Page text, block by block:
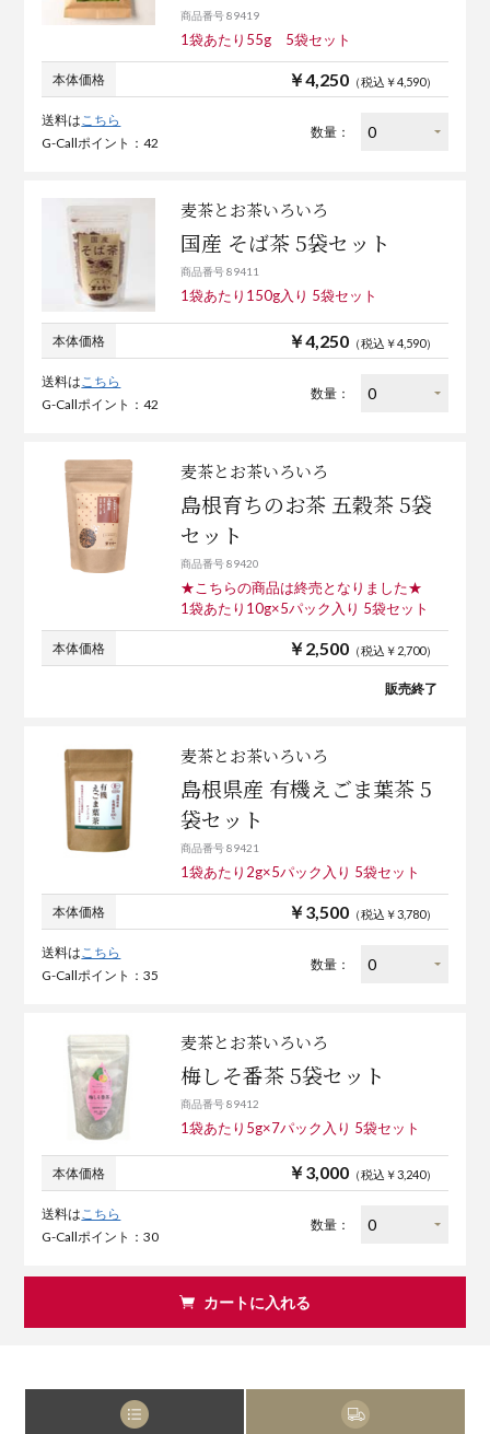
商品番号 89419
1袋あたり55g 5袋セット
本体価格 ￥4,250（税込￥4,590）
送料はこちら
G-Callポイント：42
数量：
麦茶とお茶いろいろ
国産 そば茶 5袋セット
商品番号 89411
1袋あたり150g入り 5袋セット
本体価格 ￥4,250（税込￥4,590）
送料はこちら
G-Callポイント：42
数量：
麦茶とお茶いろいろ
島根育ちのお茶 五穀茶 5袋
セット
商品番号 89420
★こちらの商品は終売となりました★
1袋あたり10g×5パック入り 5袋セット
本体価格 ￥2,500（税込￥2,700）
販売終了
麦茶とお茶いろいろ
島根県産 有機えごま葉茶 5
袋セット
商品番号 89421
1袋あたり2g×5パック入り 5袋セット
本体価格 ￥3,500（税込￥3,780）
送料はこちら
G-Callポイント：35
数量：
麦茶とお茶いろいろ
梅しそ番茶 5袋セット
商品番号 89412
1袋あたり5g×7パック入り 5袋セット
本体価格 ￥3,000（税込￥3,240）
送料は こちら
G-Callポイント：30
数量：
カートに入れる